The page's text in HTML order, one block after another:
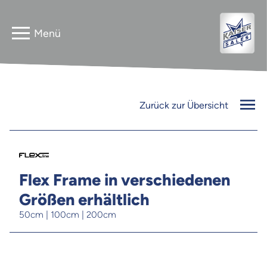
PG3 NEO
FLEXline
Gebrauchtverkauf
Kontakt
Jobs
Zurück zur Übersicht
Flex Frame in verschiedenen
Größen erhältlich
50cm | 100cm | 200cm